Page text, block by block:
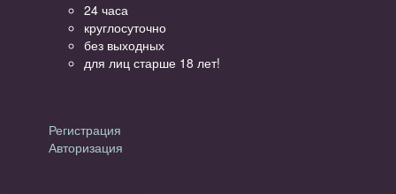
24 часа
круглосуточно
без выходных
для лиц старше 18 лет!
Регистрация
Авторизация